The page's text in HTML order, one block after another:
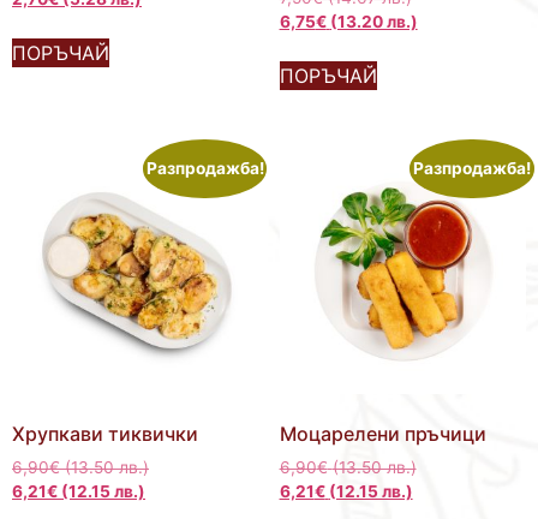
ПОРЪЧАЙ
6,75€ (13.20 лв.)
ПОРЪЧАЙ
Разпродажба!
Хрупкави тиквички
6,90€ (13.50 лв.)
6,21€ (12.15 лв.)
Разпродажба!
Моцарелени пръчици
6,90€ (13.50 лв.)
6,21€ (12.15 лв.)